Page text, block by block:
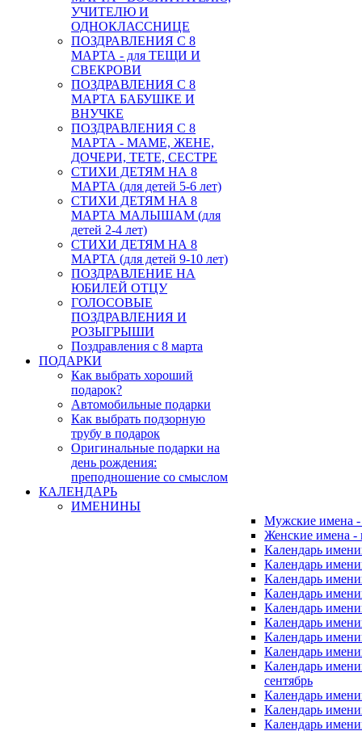
УЧИТЕЛЮ И
ОДНОКЛАССНИЦЕ
ПОЗДРАВЛЕНИЯ С 8
МАРТА - для ТЕЩИ И
СВЕКРОВИ
ПОЗДРАВЛЕНИЯ С 8
МАРТА БАБУШКЕ И
ВНУЧКЕ
ПОЗДРАВЛЕНИЯ С 8
МАРТА - МАМЕ, ЖЕНЕ,
ДОЧЕРИ, ТЕТЕ, СЕСТРЕ
СТИХИ ДЕТЯМ НА 8
МАРТА (для детей 5-6 лет)
СТИХИ ДЕТЯМ НА 8
МАРТА МАЛЫШАМ (для
детей 2-4 лет)
СТИХИ ДЕТЯМ НА 8
МАРТА (для детей 9-10 лет)
ПОЗДРАВЛЕНИЕ НА
ЮБИЛЕЙ ОТЦУ
ГОЛОСОВЫЕ
ПОЗДРАВЛЕНИЯ И
РОЗЫГРЫШИ
Поздравления с 8 марта
ПОДАРКИ
Как выбрать хороший
подарок?
Автомобильные подарки
Как выбрать подзорную
трубу в подарок
Оригинальные подарки на
день рождения:
преподношение со смыслом
КАЛЕНДАРЬ
ИМЕНИНЫ
Мужские имена
Женские имена
Календарь
Календарь
Календарь
Календарь
Календарь
Календарь
Календарь
Календарь
Календарь
сентябрь
Календарь
Календарь
Календарь